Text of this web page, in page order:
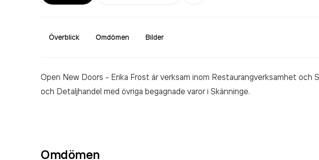
Överblick Omdömen Bilder
Open New Doors - Erika Frost är verksam inom Restaurangverksamhet och
och Detaljhandel med övriga begagnade varori Skänninge.
Omdömen